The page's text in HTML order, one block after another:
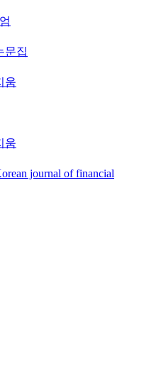
문집
움
움
journal of financial